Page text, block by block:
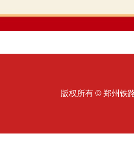
版权所有 © 郑州铁